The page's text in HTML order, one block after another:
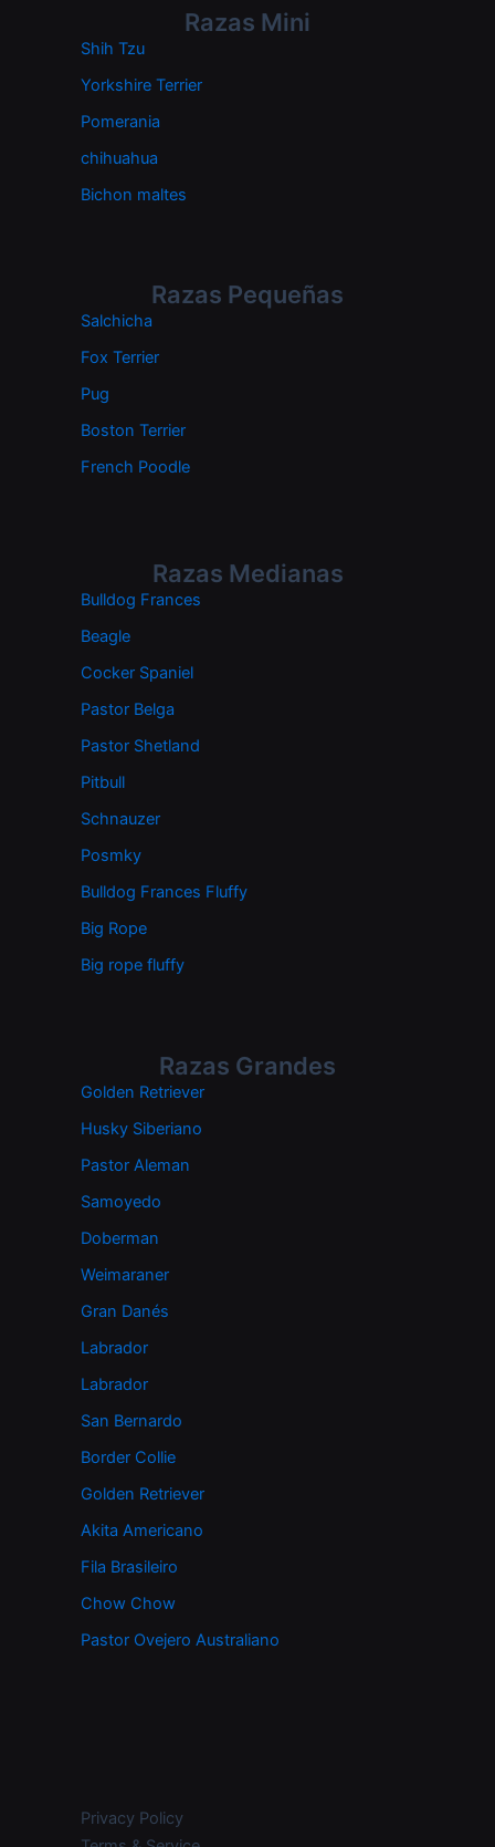
Razas Mini
Shih Tzu
Yorkshire Terrier
Pomerania
chihuahua
Bichon maltes
Razas Pequeñas
Salchicha
Fox Terrier
Pug
Boston Terrier
French Poodle
Razas Medianas
Bulldog Frances
Beagle
Cocker Spaniel
Pastor Belga
Pastor Shetland
Pitbull
Schnauzer
Posmky
Bulldog Frances Fluffy
Big Rope
Big rope fluffy
Razas Grandes
Golden Retriever
Husky Siberiano
Pastor Aleman
Samoyedo
Doberman
Weimaraner
Gran Danés
Labrador
Labrador
San Bernardo
Border Collie
Golden Retriever
Akita Americano
Fila Brasileiro
Chow Chow
Pastor Ovejero Australiano
Privacy Policy